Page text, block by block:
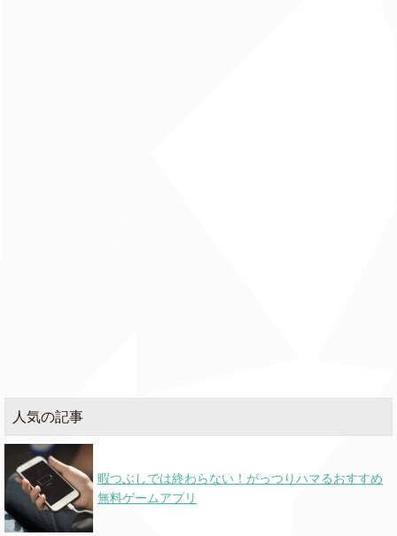
人気の記事
暇つぶしでは終わらない！がっつりハマるおすすめ
無料ゲームアプリ